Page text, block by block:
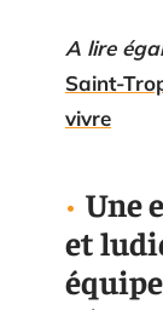
A lire
Saint-
vivre
Une
et